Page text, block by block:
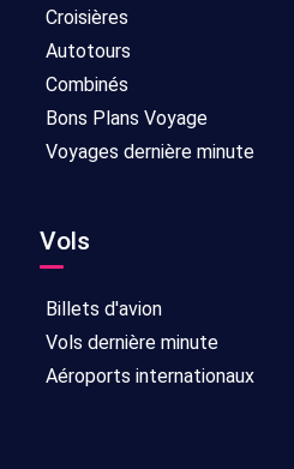
Croisières
Autotours
Combinés
Bons Plans Voyage
Voyages dernière minute
Vols
Billets d'avion
Vols dernière minute
Aéroports internationaux